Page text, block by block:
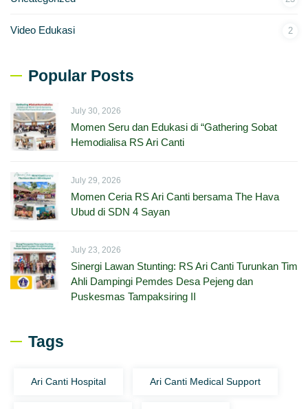
Video Edukasi 2
Popular Posts
July 30, 2026
Momen Seru dan Edukasi di “Gathering Sobat
Hemodialisa RS Ari Canti
July 29, 2026
Momen Ceria RS Ari Canti bersama The Hava
Ubud di SDN 4 Sayan
July 23, 2026
Sinergi Lawan Stunting: RS Ari Canti Turunkan Tim
Ahli Dampingi Pemdes Desa Pejeng dan
Puskesmas Tampaksiring II
Tags
Ari Canti Hospital Ari Canti Medical Support